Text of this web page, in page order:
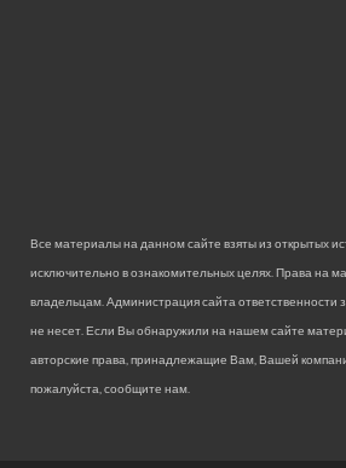
Все материалы на данном сайте взяты из открытых
исключительно в ознакомительных целях. Права на
владельцам. Администрация сайта ответственности
не несет. Если Вы обнаружили на нашем сайте
авторские права, принадлежащие Вам, Вашей
пожалуйста, сообщите нам.